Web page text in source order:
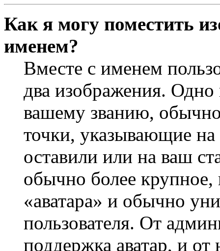
Как я могу поместить
именем?
Вместе с именем
два изображения.
вашему званию, обычно
точки, указывающие
оставили или на ваш
обычно более крупное,
«аватара» и обычно
пользователя. От
поддержка аватар, и от